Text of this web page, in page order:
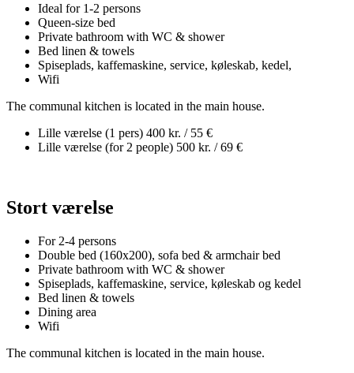
Ideal for 1-2 persons
Queen-size bed
Private bathroom with WC & shower
Bed linen & towels
Spiseplads, kaffemaskine, service, køleskab, kedel,
Wifi
The communal kitchen is located in the main house.
Lille værelse (1 pers) 400 kr. / 55 €
Lille værelse (for 2 people) 500 kr. / 69 €
Stort værelse
For 2-4 persons
Double bed (160x200), sofa bed & armchair bed
Private bathroom with WC & shower
Spiseplads, kaffemaskine, service, køleskab og kedel
Bed linen & towels
Dining area
Wifi
The communal kitchen is located in the main house.